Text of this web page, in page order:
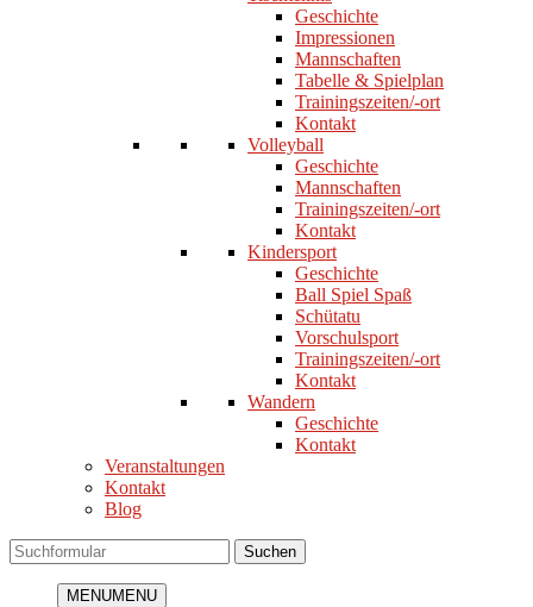
Geschichte
Impressionen
Mannschaften
Tabelle & Spielplan
Trainingszeiten/-ort
Kontakt
Volleyball
Geschichte
Mannschaften
Trainingszeiten/-ort
Kontakt
Kindersport
Geschichte
Ball Spiel Spaß
Schütatu
Vorschulsport
Trainingszeiten/-ort
Kontakt
Wandern
Geschichte
Kontakt
Veranstaltungen
Kontakt
Blog
Suchen
MENUMENU